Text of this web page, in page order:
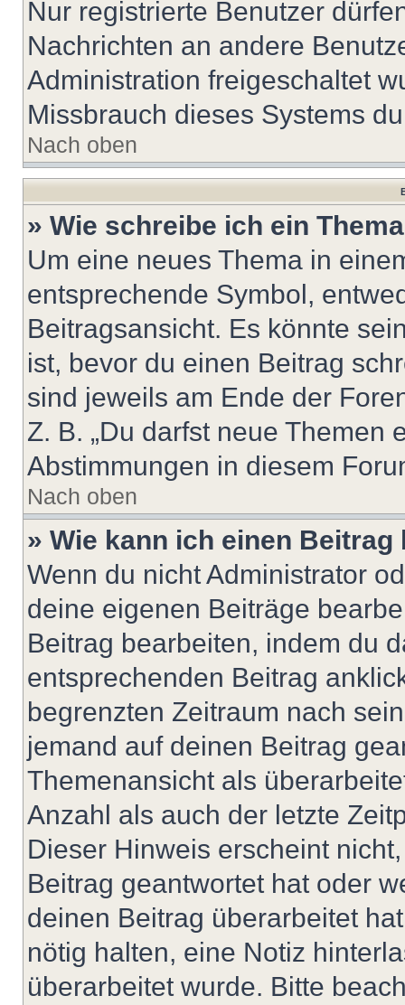
Nur registrierte Benutzer
Nachrichten an andere
Administration freigeschaltet
Missbrauch dieses Systems
Nach oben
» Wie schreibe ich ein
Um eine neues Thema in
entsprechende Symbol,
Beitragsansicht. Es könnte
ist, bevor du einen Beitrag
sind jeweils am Ende der
Z. B. „Du darfst neue Themen
Abstimmungen in diesem
Nach oben
» Wie kann ich einen
Wenn du nicht Administrator
deine eigenen Beiträge
Beitrag bearbeiten, indem du
entsprechenden Beitrag
begrenzten Zeitraum nach
jemand auf deinen Beitrag
Themenansicht als
Anzahl als auch der letzte
Dieser Hinweis erscheint
Beitrag geantwortet hat oder
deinen Beitrag überarbeitet
nötig halten, eine Notiz
überarbeitet wurde. Bitte